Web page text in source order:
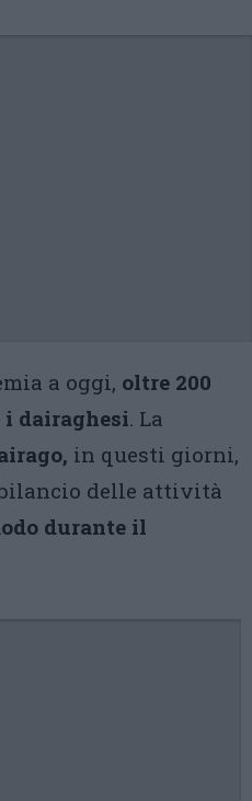
a oggi, oltre 200
dairaghesi. La
in questi giorni,
delle attività
durante il